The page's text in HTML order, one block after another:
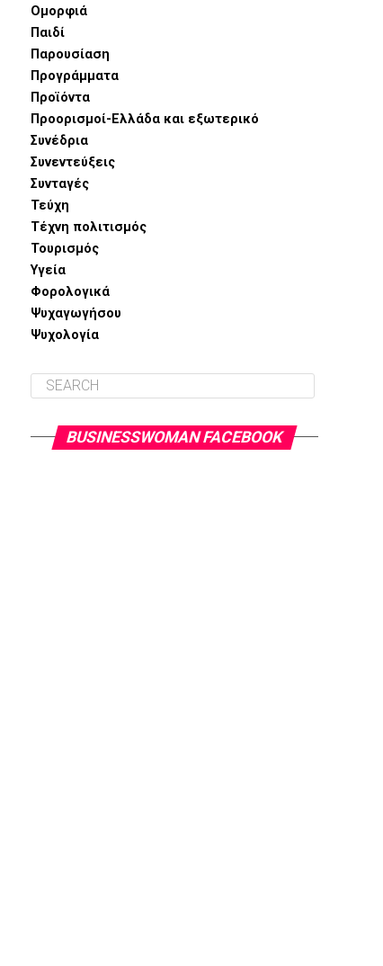
Ομορφιά
Παιδί
Παρουσίαση
Προγράμματα
Προϊόντα
Προορισμοί-Ελλάδα και εξωτερικό
Συνέδρια
Συνεντεύξεις
Συνταγές
Τεύχη
Τέχνη πολιτισμός
Τουρισμός
Υγεία
Φορολογικά
Ψυχαγωγήσου
Ψυχολογία
BUSINESSWOMAN FACEBOOK